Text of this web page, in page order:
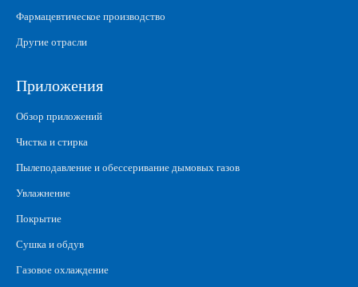
Фармацевтическое производство
Другие отрасли
Приложения
Обзор приложений
Чистка и стирка
Пылеподавление и обессеривание дымовых газов
Увлажнение
Покрытие
Сушка и обдув
Газовое охлаждение